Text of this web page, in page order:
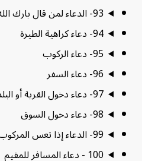
93- الدعاء لمن قال بارك الله فيك
94- دعاء كراهية الطيرة
95- دعاء الركوب
96- دعاء السفر
97- دعاء دخول القرية أو البلدة
98- دعاء دخول السوق
99- الدعاء إذا تعس المركوب
100 - دعاء المسافر للمقيم